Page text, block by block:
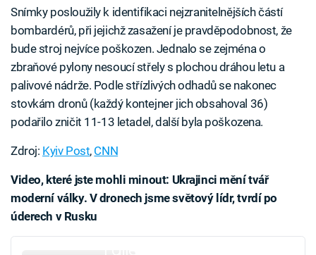
Snímky posloužily k identifikaci nejzranitelnějších částí
bombardérů, při jejichž zasažení je pravděpodobnost, že
bude stroj nejvíce poškozen. Jednalo se zejména o
zbraňové pylony nesoucí střely s plochou dráhou letu a
palivové nádrže. Podle střízlivých odhadů se nakonec
stovkám dronů (každý kontejner jich obsahoval 36)
podařilo zničit 11-13 letadel, další byla poškozena.
Zdroj: Kyiv Post, CNN
Video, které jste mohli minout: Ukrajinci mění tvář
moderní války. V dronech jsme světový lídr, tvrdí po
úderech v Rusku